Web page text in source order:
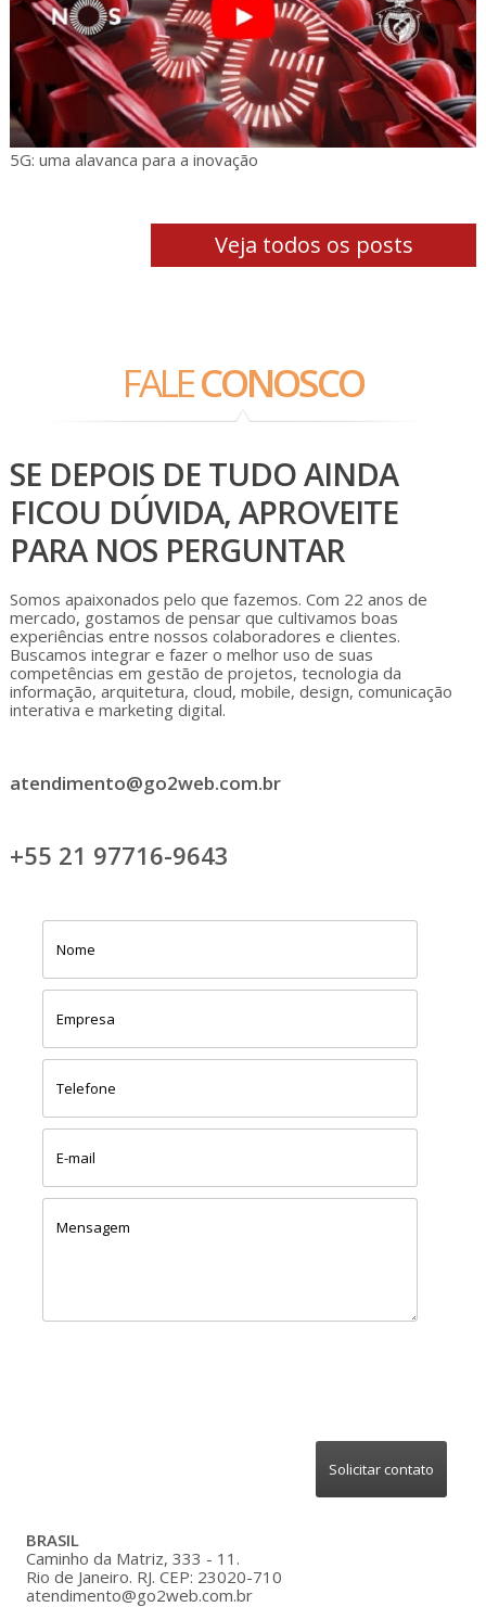
5G: uma alavanca para a inovação
Veja todos os posts
FALECONOSCO
SE DEPOIS DE TUDO AINDA
FICOU DÚVIDA, APROVEITE
PARA NOS PERGUNTAR
Somos apaixonados pelo que fazemos. Com 22 anos de
mercado, gostamos de pensar que cultivamos boas
experiências entre nossos colaboradores e clientes.
Buscamos integrar e fazer o melhor uso de suas
competências em gestão de projetos, tecnologia da
informação, arquitetura, cloud, mobile, design, comunicação
interativa e marketing digital.
atendimento@go2web.com.br
+55 21 97716-9643
BRASIL
Caminho da Matriz, 333 - 11.
Rio de Janeiro. RJ. CEP: 23020-710
atendimento@go2web.com.br